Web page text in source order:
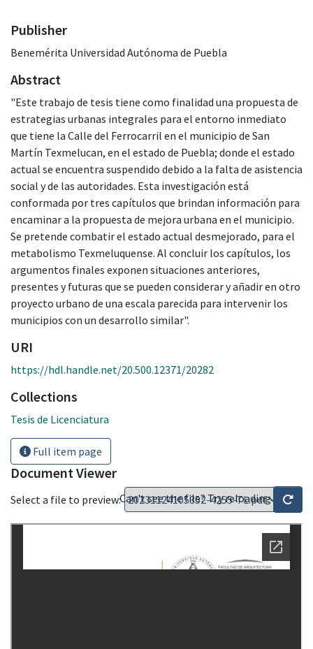
Publisher
Benemérita Universidad Autónoma de Puebla
Abstract
"Este trabajo de tesis tiene como finalidad una propuesta de
estrategias urbanas integrales para el entorno inmediato
que tiene la Calle del Ferrocarril en el municipio de San
Martín Texmelucan, en el estado de Puebla; donde el estado
actual se encuentra suspendido debido a la falta de asistencia
social y de las autoridades. Esta investigación está
conformada por tres capítulos que brindan información para
encaminar a la propuesta de mejora urbana en el municipio.
Se pretende combatir el estado actual desmejorado, para el
metabolismo Texmeluquense. Al concluir los capítulos, los
argumentos finales exponen situaciones anteriores,
presentes y futuras que se pueden considerar y añadir en otro
proyecto urbano de una escala parecida para intervenir los
municipios con un desarrollo similar".
URI
https://hdl.handle.net/20.500.12371/20282
Collections
Tesis de Licenciatura
Full item page
Document Viewer
Select a file to preview:Can't see the file? Try reloading